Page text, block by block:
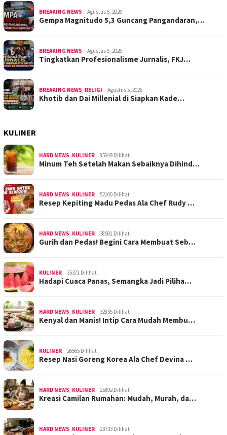
BREAKING NEWS Agustus 5, 2026
Gempa Magnitudo 5,3 Guncang Pangandaran,…
BREAKING NEWS Agustus 5, 2026
Tingkatkan Profesionalisme Jurnalis, FKJ…
BREAKING NEWS RELIGI Agustus 5, 2026
Khotib dan Dai Millenial di Siapkan Kade…
KULINER
HARD NEWS KULINER 85949 Dilihat
Minum Teh Setelah Makan Sebaiknya Dihind…
HARD NEWS KULINER 52100 Dilihat
Resep Kepiting Madu Pedas Ala Chef Rudy …
HARD NEWS KULINER 38501 Dilihat
Gurih dan Pedas! Begini Cara Membuat Seb…
KULINER 35371 Dilihat
Hadapi Cuaca Panas, Semangka Jadi Piliha…
HARD NEWS KULINER 32835 Dilihat
Kenyal dan Manis! Intip Cara Mudah Membu…
KULINER 26565 Dilihat
Resep Nasi Goreng Korea Ala Chef Devina …
HARD NEWS KULINER 25892 Dilihat
Kreasi Camilan Rumahan: Mudah, Murah, da…
HARD NEWS KULINER 23733 Dilihat